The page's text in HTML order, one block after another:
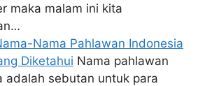
maka malam ini kita
Nama Pahlawan Indonesia
Diketahui Nama pahlawan
adalah sebutan untuk para